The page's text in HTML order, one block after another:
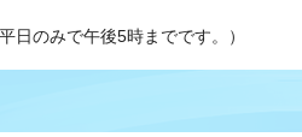
日のみで午後5時までです。）